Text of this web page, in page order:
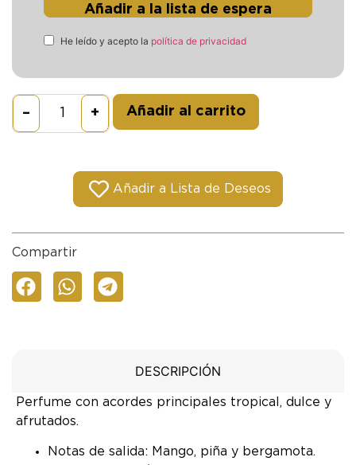
Añadir a la lista de espera
He leído y acepto la política de privacidad
– + Añadir al carrito Alternative:
Añadir a Lista de Deseos
Compartir
DESCRIPCIÓN
Perfume con acordes principales tropical, dulce y
afrutados.
Notas de salida: Mango, piña y bergamota.